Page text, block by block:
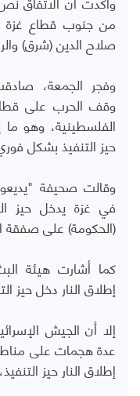
من جنوب قطاع غزة
صلاح الدين (شرق)
وفجر الجمعة،
وقف الحرب على
الفلسطينية، وهو
حيز التنفيذ بشكل
وقالت صحيفة
في غزة يدخل حيز
(الحكومة) على صفقة
كما أشارت هيئة
إطلاق النار دخل حيز
إلا أن الجيش
عدة هجمات على
إطلاق النار حيز